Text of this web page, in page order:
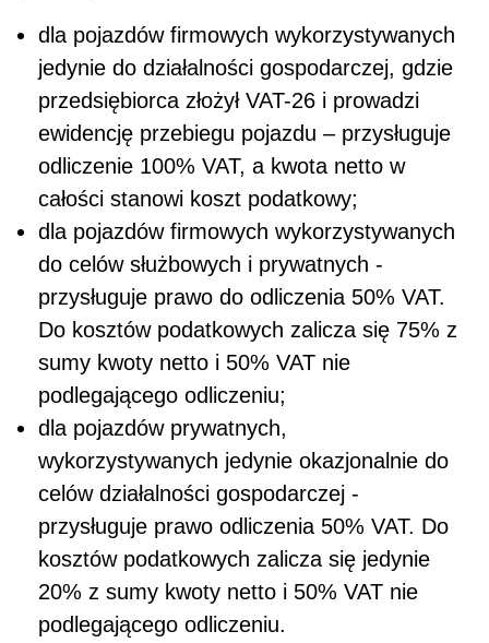
dla pojazdów firmowych wykorzystywanych
jedynie do działalności gospodarczej, gdzie
przedsiębiorca złożył VAT-26 i prowadzi
ewidencję przebiegu pojazdu – przysługuje
odliczenie 100% VAT, a kwota netto w
całości stanowi koszt podatkowy;
dla pojazdów firmowych wykorzystywanych
do celów służbowych i prywatnych -
przysługuje prawo do odliczenia 50% VAT.
Do kosztów podatkowych zalicza się 75% z
sumy kwoty netto i 50% VAT nie
podlegającego odliczeniu;
dla pojazdów prywatnych,
wykorzystywanych jedynie okazjonalnie do
celów działalności gospodarczej -
przysługuje prawo odliczenia 50% VAT. Do
kosztów podatkowych zalicza się jedynie
20% z sumy kwoty netto i 50% VAT nie
podlegającego odliczeniu.